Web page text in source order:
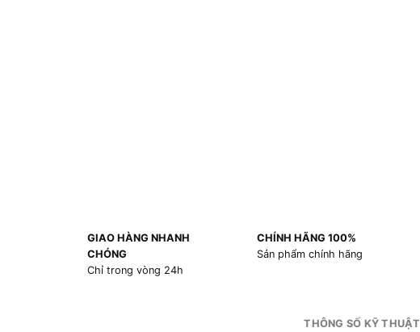
GIAO HÀNG NHANH
CHÓNG
Chỉ trong vòng 24h
CHÍNH HÃNG 100%
Sản phẩm chính hãng
THÔNG SỐ KỸ THUẬT